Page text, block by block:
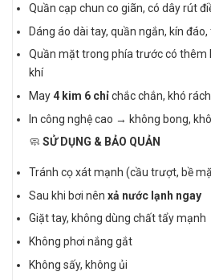
Quần cạp chun co giãn, có dây rút
Dáng áo dài tay, quần ngắn, kín đáo,
Quần mặt trong phía trước có thêm
khí
May4 kim 6 chỉchắc chắn, khó rách
In công nghệ cao → không bong,
🧼 SỬ DỤNG & BẢO QUẢN
Tránh cọ xát mạnh (cầu trượt, bề
Sau khi bơi nên xả nước lạnh ngay
Giặt tay, không dùng chất tẩy mạnh
Không phơi nắng gắt
Không sấy, không ủi